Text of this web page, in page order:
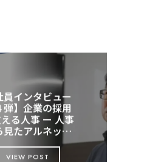
員インタビュー
弾】企業の採用
る人事 ー 人事
見たアルネッツ
いて、道上さん
いてみました！
VIEW POST